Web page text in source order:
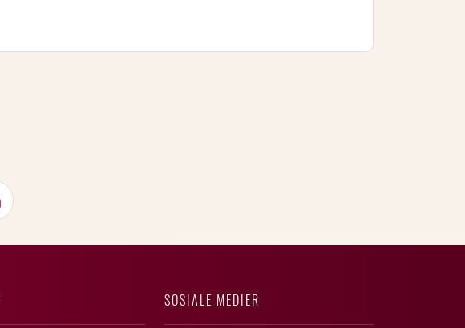
SOSIALE MEDIER